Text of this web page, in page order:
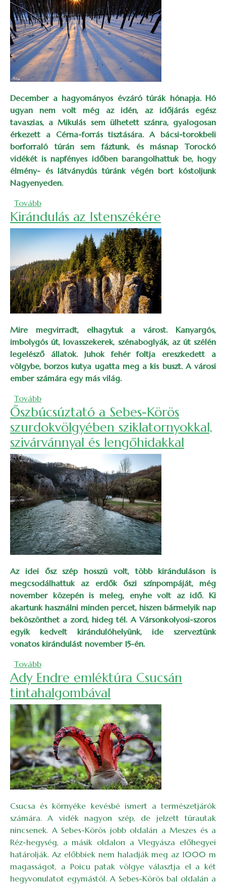
December a hagyományos évzáró túrák hónapja. Hó
ugyan nem volt még az idén, az időjárás egész
tavaszias, a Mikulás sem ülhetett szánra, gyalogosan
érkezett a Cérna-forrás tisztására. A bácsi-torokbeli
borforraló túrán sem fáztunk, és másnap Torockó
vidékét is napfényes időben barangolhattuk be, hogy
élmény- és látványdús túránk végén bort kóstoljunk
Nagyenyeden.
Tovább(Évzáró túrák Mikulással, forralt borral,
Kirándulás az Istenszékére
Mire megvirradt, elhagytuk a várost. Kanyargós,
imbolygós út, lovasszekerek, szénaboglyák, az út szélén
legelésző állatok. Juhok fehér foltja ereszkedett a
völgybe, borzos kutya ugatta meg a kis buszt. A városi
ember számára egy más világ.
Tovább(Kirándulás az Istenszékére)
Őszbúcsúztató a Sebes-Körös
szurdokvölgyében sziklatornyokkal,
szivárvánnyal és lengőhidakkal
Az idei ősz szép hosszú volt, több kiránduláson is
megcsodálhattuk az erdők őszi színpompáját, még
november közepén is meleg, enyhe volt az idő. Ki
akartunk használni minden percet, hiszen bármelyik nap
beköszönthet a zord, hideg tél. A Vársonkolyosi-szoros
egyik kedvelt kirándulóhelyünk, ide szerveztünk
vonatos kirándulást november 15-én.
Tovább(Őszbúcsúztató a Sebes-Körös
Ady Endre emléktúra Csucsán
tintahalgombával
Csucsa és környéke kevésbé ismert a természetjárók
számára. A vidék nagyon szép, de jelzett túrautak
nincsenek. A Sebes-Körös jobb oldalán a Meszes és a
Réz-hegység, a másik oldalon a Vlegyásza előhegyei
határolják. Az előbbiek nem haladják meg az 1000 m
magasságot, a Poicu patak völgye választja el a két
hegyvonulatot egymástól. A Sebes-Körös bal oldalán a